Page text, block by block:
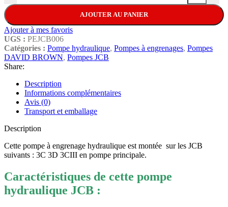
AJOUTER AU PANIER
Ajouter à mes favoris
UGS : PEJCB006
Catégories : Pompe hydraulique, Pompes à engrenages, Pompes
DAVID BROWN, Pompes JCB
Share:
Description
Informations complémentaires
Avis (0)
Transport et emballage
Description
Cette pompe à engrenage hydraulique est montée sur les JCB
suivants : 3C 3D 3CIII en pompe principale.
Caractéristiques de cette pompe
hydraulique JCB :